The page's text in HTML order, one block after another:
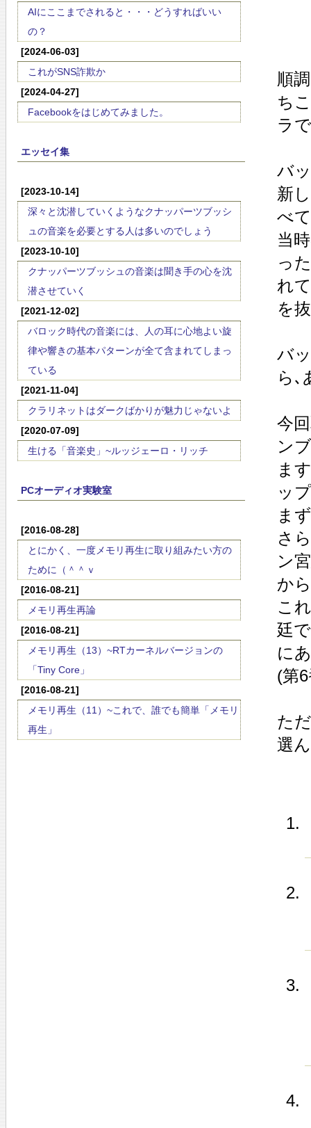
AIにここまでされると・・・どうすればいい
の？
[2024-06-03]
これがSNS詐欺か
[2024-04-27]
Facebookをはじめてみました。
エッセイ集
[2023-10-14]
深々と沈潜していくようなクナッパーツブッシ
ュの音楽を必要とする人は多いのでしょう
[2023-10-10]
クナッパーツブッシュの音楽は聞き手の心を沈
潜させていく
[2021-12-02]
バロック時代の音楽には、人の耳に心地よい旋
律や響きの基本パターンが全て含まれてしまっ
ている
[2021-11-04]
クラリネットはダークばかりが魅力じゃないよ
[2020-07-09]
生ける「音楽史」~ルッジェーロ・リッチ
PCオーディオ実験室
[2016-08-28]
とにかく、一度メモリ再生に取り組みたい方の
ために（＾＾ｖ
[2016-08-21]
メモリ再生再論
[2016-08-21]
メモリ再生（13）~RTカーネルバージョンの
「Tiny Core」
[2016-08-21]
メモリ再生（11）~これで、誰でも簡単「メモリ
再生」
順
ち
ラ
バ
新
べ
当
っ
れ
を
バ
ら､
今
ン
ま
ッ
ま
さ
ン
か
こ
廷
に
(第
た
選